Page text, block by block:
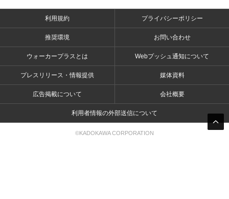
利用規約 プライバシーポリシー
推奨環境 お問い合わせ
ウォーカープラスとは Webプッシュ通知について
プレスリリース・情報提供 媒体資料
広告掲載について 会社概要
利用者情報の外部送信について
©KADOKAWA CORPORATION